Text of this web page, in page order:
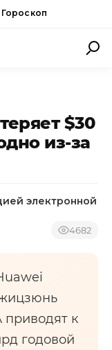
Гороскоп
$30
из-за
электронной
4682
к
годовой